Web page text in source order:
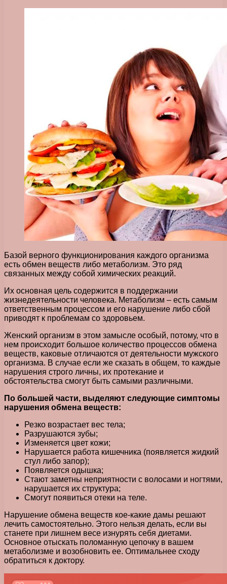
Базой верного функционирования каждого организма
есть обмен веществ либо метаболизм. Это ряд
связанных между собой химических реакций.
Их основная цель содержится в поддержании
жизнедеятельности человека. Метаболизм – есть самым
ответственным процессом и его нарушение либо сбой
приводят к проблемам со здоровьем.
Женский организм в этом замысле особый, потому, что в
нем происходит большое количество процессов обмена
веществ, каковые отличаются от деятельности мужского
организма. В случае если же сказать в общем, то каждые
нарушения строго личны, их протекание и
обстоятельства смогут быть самыми различными.
По большей части, выделяют следующие симптомы
нарушения обмена веществ:
Резко возрастает вес тела;
Разрушаются зубы;
Изменяется цвет кожи;
Нарушается работа кишечника (появляется жидкий
стул либо запор);
Появляется одышка;
Стают заметны неприятности с волосами и ногтями,
нарушается их структура;
Смогут появиться отеки на теле.
Нарушение обмена веществ кое-какие дамы решают
лечить самостоятельно. Этого нельзя делать, если вы
станете при лишнем весе изнурять себя диетами.
Основное отыскать поломанную цепочку в вашем
метаболизме и возобновить ее. Оптимальнее сходу
обратиться к доктору.